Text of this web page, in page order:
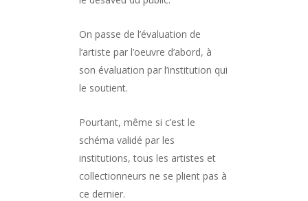
On passe de l’évaluation de
l’artiste par l’oeuvre d’abord, à
son évaluation par l’institution qui
le soutient.
Pourtant, même si c’est le
schéma validé par les
institutions, tous les artistes et
collectionneurs ne se plient pas à
ce dernier.